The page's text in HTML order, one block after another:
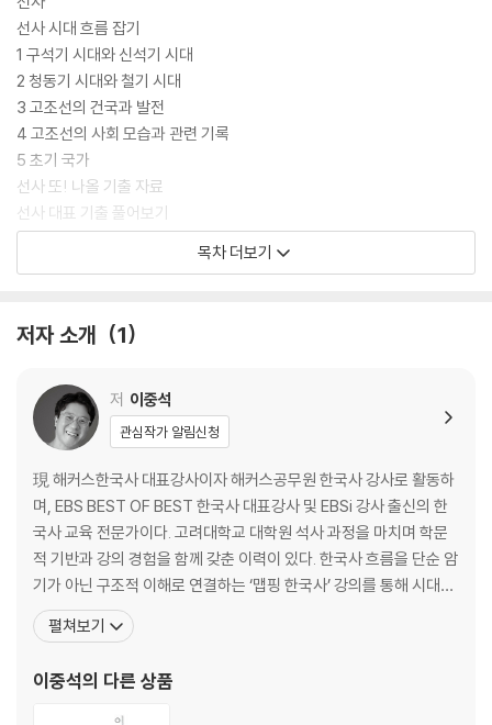
선사 시대 흐름 잡기
1 구석기 시대와 신석기 시대
2 청동기 시대와 철기 시대
3 고조선의 건국과 발전
4 고조선의 사회 모습과 관련 기록
5 초기 국가
선사 또! 나올 기출 자료
선사 대표 기출 풀어보기
선사 핵심 내용 총정리
1 삼국의 건국과 발전
3 삼국의 통치 체제
4 고대의 비석(금문석)
5 삼국의 전성기
6 삼국의 세기별 대외 관계
7 고구려의 대외 항쟁과 신라의 삼국 통일
8 통일 신라의 발전
9 발해의 발전
10 통일 신라의 통치 체제
11 발해의 통치 체제
12 삼국의 경제
14 고대의 사회
15 고대 학문의 발달
목차 더보기
저자 소개 1
저 이중석
관심작가 알림신청
現 해커스한국사 대표강사이자 해커스공무원 한국사 강사로 활동하
며, EBS BEST OF BEST 한국사 대표강사 및 EBSi 강사 출신의 한
국사 교육 전문가이다. 고려대학교 대학원 석사 과정을 마치며 학문
적 기반과 강의 경험을 함께 갖춘 이력이 있다. 한국사 흐름을 단순 암
기가 아닌 구조적 이해로 연결하는 ‘맵핑 한국사’ 강의를 통해 시대별·
주제별 핵심 개념을 체계적으로 정리하며, 수험생이 자연스럽게 이
해와 암기를 동시에 완성할 수 있도록 설계된 강의를 제공한다. 강의
이며, 시험 출제 포인트를 흐름 중심으로 정리해
펼쳐보기
이중석의 다른 상품